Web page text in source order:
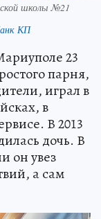
школы №21
КП
23
парня,
играл в
в
В 2013
дочь. В
он увез
а сам